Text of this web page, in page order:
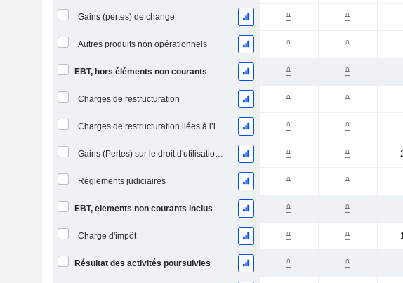
Gains (pertes) de change
Autres produits non opérationnels
EBT, hors éléments non courants
Charges de restructuration
Charges de restructuration liées à l’intégration d’une nouvelle activité (Fusions, Acquisitions)
Gains (Pertes) sur le droit d'utilisation d'actifs
Règlements judiciaires
EBT, elements non courants inclus
Charge d'impôt
Résultat des activités poursuivies